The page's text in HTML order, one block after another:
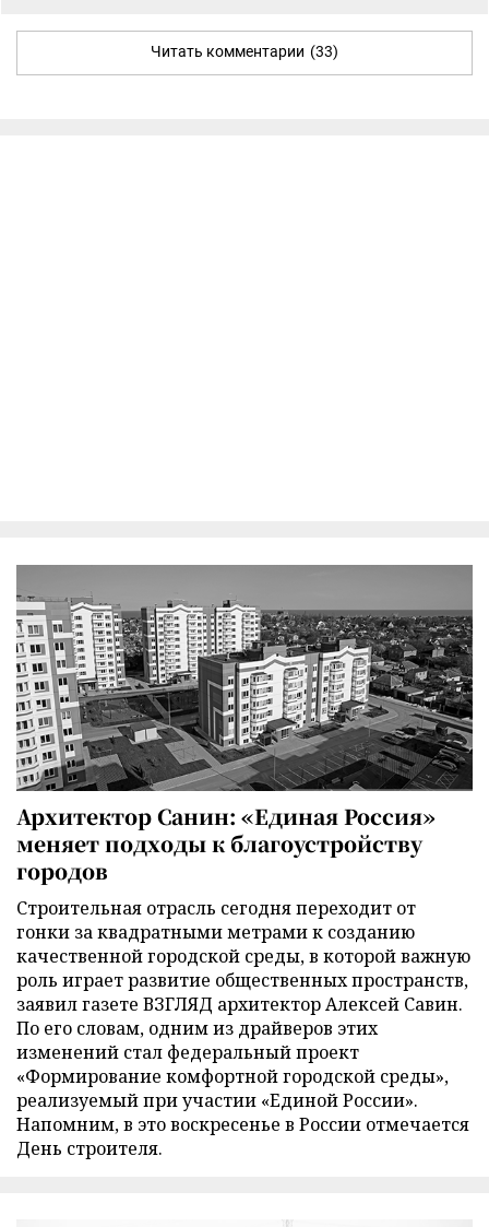
Читать комментарии (33)
Архитектор Санин: «Единая Россия»
меняет подходы к благоустройству
городов
Строительная отрасль сегодня переходит от
гонки за квадратными метрами к созданию
качественной городской среды, в которой важную
роль играет развитие общественных пространств,
заявил газете ВЗГЛЯД архитектор Алексей Савин.
По его словам, одним из драйверов этих
изменений стал федеральный проект
«Формирование комфортной городской среды»,
реализуемый при участии «Единой России».
Напомним, в это воскресенье в России отмечается
День строителя.